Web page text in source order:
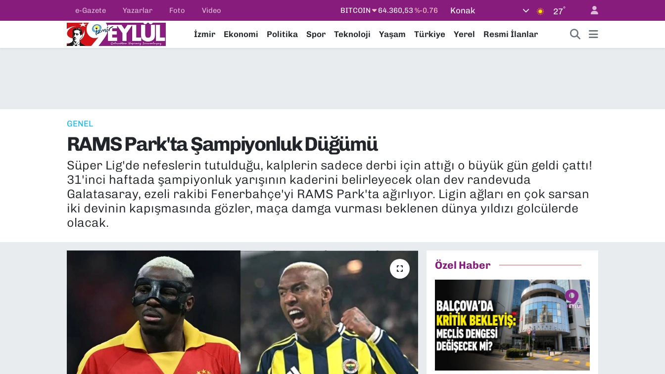
e-Gazete Yazarlar Foto Video DOLAR 47,7143%0.16
EURO
55,0317
%-0.02
STERLİN
64,2463%0.07
Konak 27°
İzmir Ekonomi Politika Spor Teknoloji Yaşam Türkiye Yerel Resmi İlanlar
GENEL
RAMS Park'ta Şampiyonluk Düğümü
Süper Lig'de nefeslerin tutulduğu, kalplerin sadece derbi için attığı o büyük gün geldi çattı!
31'inci haftada şampiyonluk yarışının kaderini belirleyecek olan dev randevuda
Galatasaray, ezeli rakibi Fenerbahçe'yi RAMS Park'ta ağırlıyor. Ligin ağları en çok sarsan
iki devinin kapışmasında gözler, maça damga vurması beklenen dünya yıldızı golcülerde
olacak.
Özel Haber
Resmi İlanlar
EKONOMİ
KÜLTÜR SANAT
MAGAZİN
YEREL YÖNETİMLER
Konak Nöbetçi Eczaneler
Tüm Manşetler
Son Dakika Haberleri
Haber Arşivi